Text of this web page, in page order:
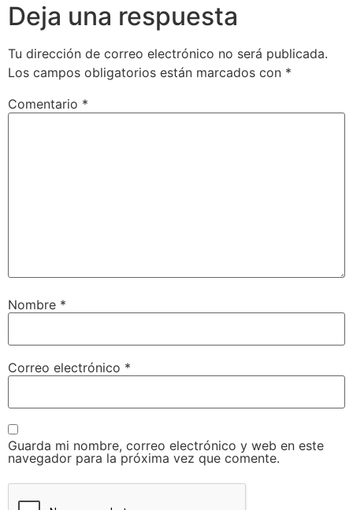
Deja una respuesta
Tu dirección de correo electrónico no será publicada.
Los campos obligatorios están marcados con *
Comentario *
Nombre *
Correo electrónico *
Guarda mi nombre, correo electrónico y web en este
navegador para la próxima vez que comente.